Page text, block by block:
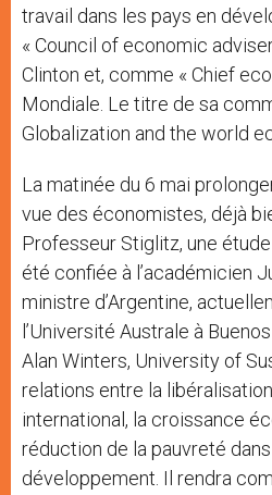
travail dans les pays en
« Council of economic
Clinton et, comme « Chief
Mondiale. Le titre de sa
Globalization and the world
La matinée du 6 mai
vue des économistes, déjà
Professeur Stiglitz, une étude
été confiée à l’académicien
ministre d’Argentine,
l’Université Australe à
Alan Winters, University of
relations entre la
international, la croissance
réduction de la pauvreté
développement. Il rendra